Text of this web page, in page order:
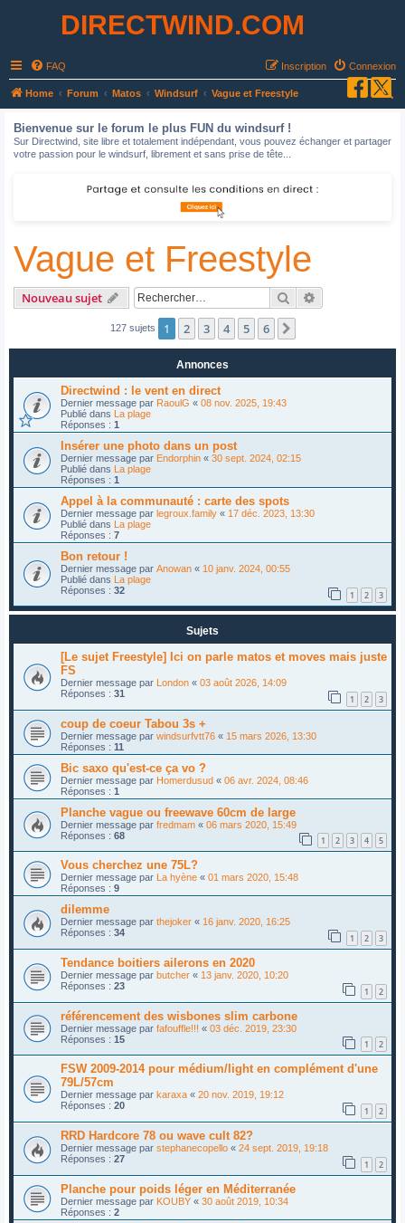
DIRECTWIND.COM
FAQ Connexion
Inscription
Home Forum Matos Windsurf Vague et Freestyle
Bienvenue sur le forum le plus FUN du windsurf !
Sur Directwind, site libre et totalement indépendant, vous pouvez échanger et partager
votre passion pour le windsurf, librement et sans prise de tête...
Vague et Freestyle
Nouveau sujet Rechercher
127 sujets 1 2 3 4 5 6
Annonces
Directwind : le vent en direct
Dernier message par RaoulG « 08 nov. 2025, 19:43
Publié dans La plage
Réponses : 1
Insérer une photo dans un post
Dernier message par Endorphin « 30 sept. 2024, 02:15
Publié dans La plage
Réponses : 1
Appel à la communauté : carte des spots
Dernier message par legroux.family « 17 déc. 2023, 13:30
Publié dans La plage
Réponses : 7
Bon retour !
Dernier message par Anowan « 10 janv. 2024, 00:55
Publié dans La plage
Réponses : 32 1 2 3
Sujets
[Le sujet Freestyle] Ici on parle matos et moves mais juste
FS
Dernier message par London « 03 août 2026, 14:09
Réponses : 31 1 2 3
coup de coeur Tabou 3s +
Dernier message par windsurfvtt76 « 15 mars 2026, 13:30
Réponses : 11
Bic saxo qu'est-ce ça vo ?
Dernier message par Homerdusud « 06 avr. 2024, 08:46
Réponses : 1
Planche vague ou freewave 60cm de large
Dernier message par fredmam « 06 mars 2020, 15:49
Réponses : 68 1 2 3 4 5
Vous cherchez une 75L?
Dernier message par La hyène « 01 mars 2020, 15:48
Réponses : 9
dilemme
Dernier message par thejoker « 16 janv. 2020, 16:25
Réponses : 34 1 2 3
Tendance boitiers ailerons en 2020
Dernier message par butcher « 13 janv. 2020, 10:20
Réponses : 23 1 2
référencement des wisbones slim carbone
Dernier message par fafouffle!!! « 03 déc. 2019, 23:30
Réponses : 15 1 2
FSW 2009-2014 pour médium/light en complément d'une
79L/57cm
Dernier message par karaxa « 20 nov. 2019, 19:12
Réponses : 20 1 2
RRD Hardcore 78 ou wave cult 82?
Dernier message par stephanecopello « 24 sept. 2019, 19:18
Réponses : 27 1 2
Planche pour poids léger en Méditerranée
Dernier message par KOUBY « 30 août 2019, 10:34
Réponses : 2